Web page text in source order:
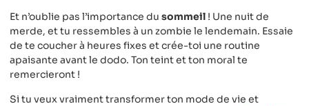
Et n’oublie pas l’importance du sommeil ! Une nuit de
merde, et tu ressembles à un zombie le lendemain. Essaie
de te coucher à heures fixes et crée-toi une routine
apaisante avant le dodo. Ton teint et ton moral te
remercieront !
Si tu veux vraiment transformer ton mode de vie et